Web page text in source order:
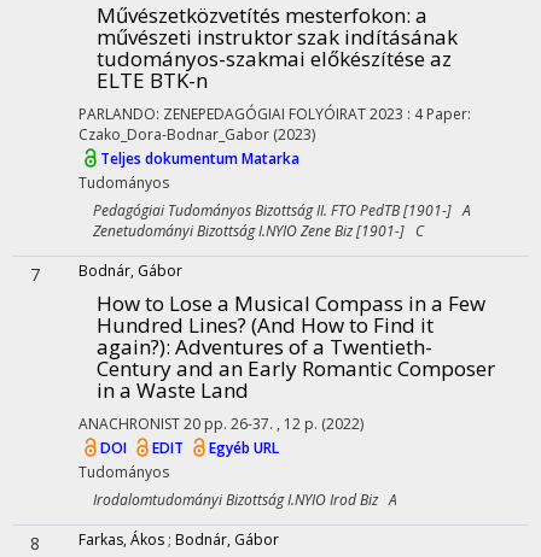
Művészetközvetítés mesterfokon: a
művészeti instruktor szak indításának
tudományos-szakmai előkészítése az
ELTE BTK-n
PARLANDO: ZENEPEDAGÓGIAI FOLYÓIRAT2023 : 4 Paper:
Czako_Dora-Bodnar_Gabor (2023)
Teljes dokumentumMatarka
Tudományos
Pedagógiai Tudományos Bizottság II. FTO PedTB [1901-] A
Zenetudományi Bizottság I.NYIO Zene Biz [1901-] C
7 Bodnár, Gábor
How to Lose a Musical Compass in a Few
Hundred Lines? (And How to Find it
again?): Adventures of a Twentieth-
Century and an Early Romantic Composer
in a Waste Land
ANACHRONIST20 pp. 26-37. , 12 p. (2022)
DOI
EDIT
Egyéb URL
Tudományos
Irodalomtudományi Bizottság I.NYIO Irod Biz A
8 Farkas, Ákos ; Bodnár, Gábor